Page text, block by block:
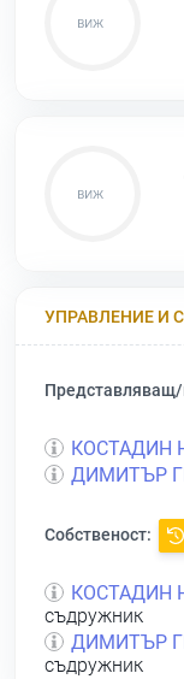
УПРАВЛЕНИЕ И
КОСТАДИН
ДИМИТЪР
Собственост:
КОСТАДИН
съдружник
ДИМИТЪР
съдружник